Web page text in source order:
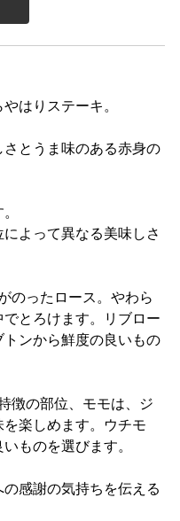
はりステーキ。
とうま味のある赤身の
よって異なる美味しさ
のったロース。やわら
とろけます。リブロー
ンから鮮度の良いもの
徴の部位、モモは、ジ
楽しめます。ウチモ
ものを選びます。
感謝の気持ちを伝える